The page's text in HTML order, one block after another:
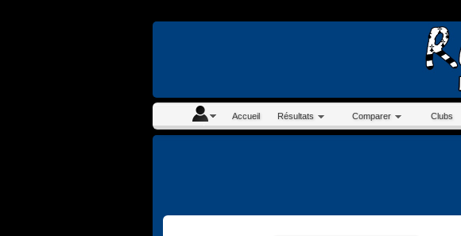
Accueil Résultats Comparer Clubs